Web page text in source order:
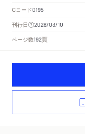
Cコード0195
刊行日 2026/03/10
ページ数192頁